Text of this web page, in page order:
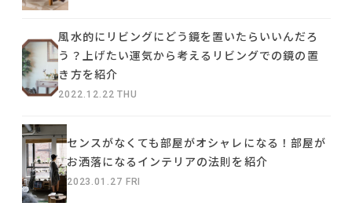
風水的にリビングにどう鏡を置いたらいいんだろ
う？上げたい運気から考えるリビングでの鏡の置
き方を紹介
2022.12.22 THU
センスがなくても部屋がオシャレになる！部屋が
お洒落になるインテリアの法則を紹介
2023.01.27 FRI